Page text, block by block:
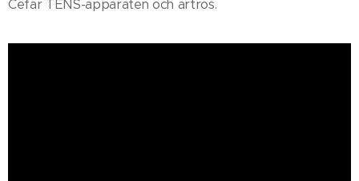
Cefar TENS-apparaten och artros.